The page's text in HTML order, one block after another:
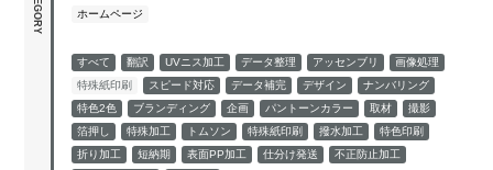
ホームページ
すべて 翻訳 UVニス加工 データ整理 アッセンブリ
画像処理
特殊紙印刷
スピード対応 データ補完 デザイン
ナンバリング
特色2色
ブランディング 企画 パントーンカラー 取材
撮影
箔押し
特殊加工 トムソン 特殊紙印刷 撥水加工
特色印刷
折り加工
短納期 表面PP加工 仕分け発送
不正防止加工